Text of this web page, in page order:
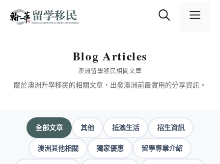
選
Blog Articles
澳洲留學移民相關文章
關於澳洲升學移民的相關文章，出發澳洲前最實用的分享資訊。
全部文章 其他 抵澳生活
招生資訊
澳洲其他相關
獨家優惠
留學專業介紹